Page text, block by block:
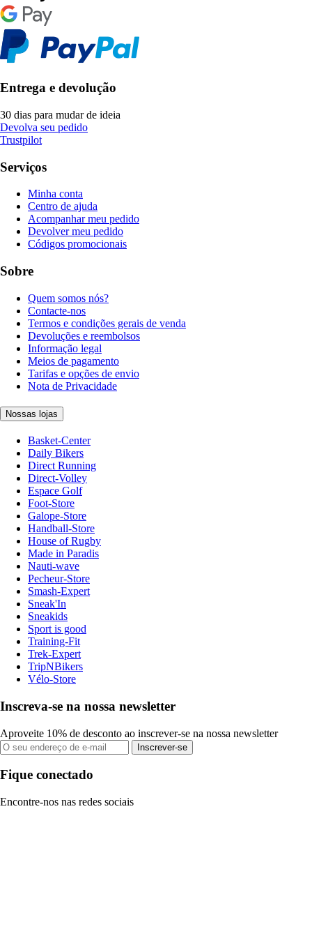
Entrega e devolução
30 dias para mudar de ideia
Devolva seu pedido
Trustpilot
Serviços
Minha conta
Centro de ajuda
Acompanhar meu pedido
Devolver meu pedido
Códigos promocionais
Sobre
Quem somos nós?
Contacte-nos
Termos e condições gerais de venda
Devoluções e reembolsos
Informação legal
Meios de pagamento
Tarifas e opções de envio
Nota de Privacidade
Nossas lojas
Basket-Center
Daily Bikers
Direct Running
Direct-Volley
Espace Golf
Foot-Store
Galope-Store
Handball-Store
House of Rugby
Made in Paradis
Nauti-wave
Pecheur-Store
Smash-Expert
Sneak'In
Sneakids
Sport is good
Training-Fit
Trek-Expert
TripNBikers
Vélo-Store
Inscreva-se na nossa newsletter
Aproveite 10% de desconto ao inscrever-se na nossa newsletter
Inscrever-se
Fique conectado
Encontre-nos nas redes sociais